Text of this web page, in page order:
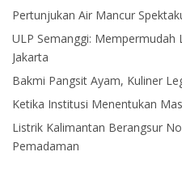
Pertunjukan Air Mancur
ULP Semanggi: Mempermudah
Jakarta
Bakmi Pangsit Ayam, Kuliner
Ketika Institusi Menentukan
Listrik Kalimantan Berangsur
Pemadaman